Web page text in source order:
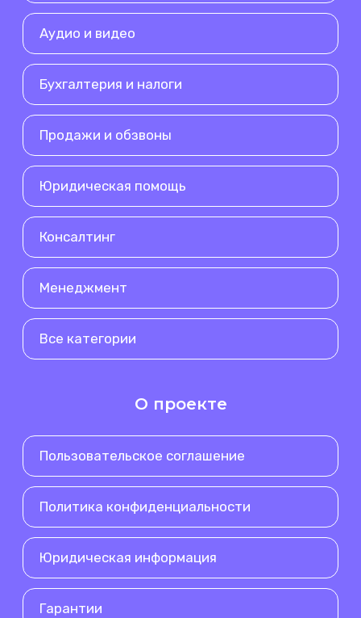
Аудио и видео
Бухгалтерия и налоги
Продажи и обзвоны
Юридическая помощь
Консалтинг
Менеджмент
Все категории
О проекте
Пользовательское соглашение
Политика конфиденциальности
Юридическая информация
Гарантии